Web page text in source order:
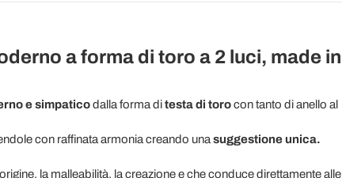
a forma di toro a 2 luci, made in
e simpaticodalla forma ditesta di torocon tanto di anello al
con raffinata armonia creando una suggestione unica.
la malleabilità, la creazione e che conduce direttamente alle